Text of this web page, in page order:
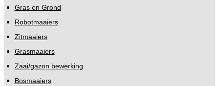
Gras en Grond
Robotmaaiers
Zitmaaiers
Grasmaaiers
Zaai/gazon bewerking
Bosmaaiers